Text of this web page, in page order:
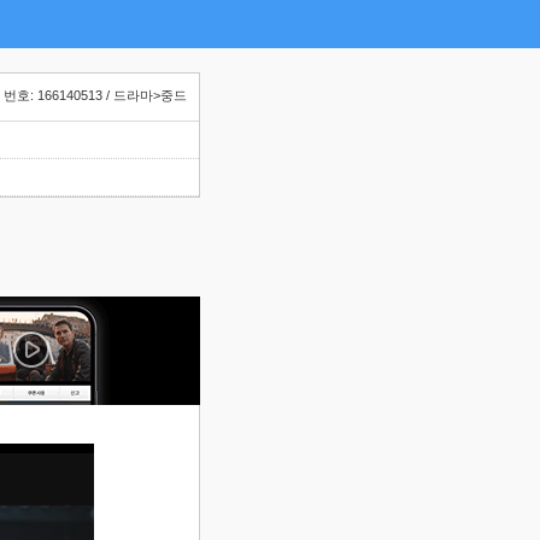
번호: 166140513 / 드라마>중드